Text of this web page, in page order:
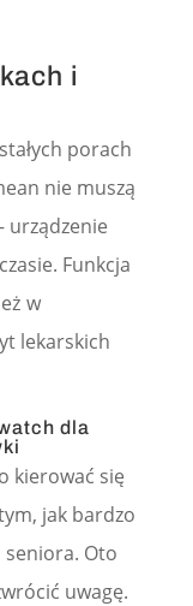
i
porach
nie muszą
urządzenie
Funkcja
w
lekarskich
dla
kierować się
jak bardzo
Oto
uwagę.